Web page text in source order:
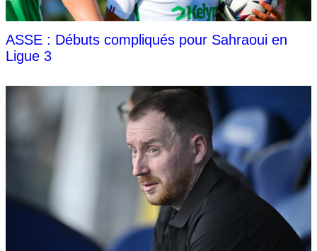
ASSE : Débuts compliqués pour Sahraoui en
Ligue 3